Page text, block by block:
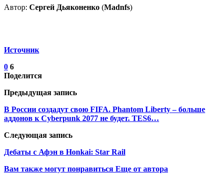
Автор: Сергей Дьяконенко (Madnfs)
Источник
0 6
Поделится
Предыдущая запись
В России создадут свою FIFA. Phantom Liberty – больше
аддонов к Cyberpunk 2077 не будет. TES6…
Следующая запись
Дебаты с Афэн в Honkai: Star Rail
Вам также могут понравиться Еще от автора